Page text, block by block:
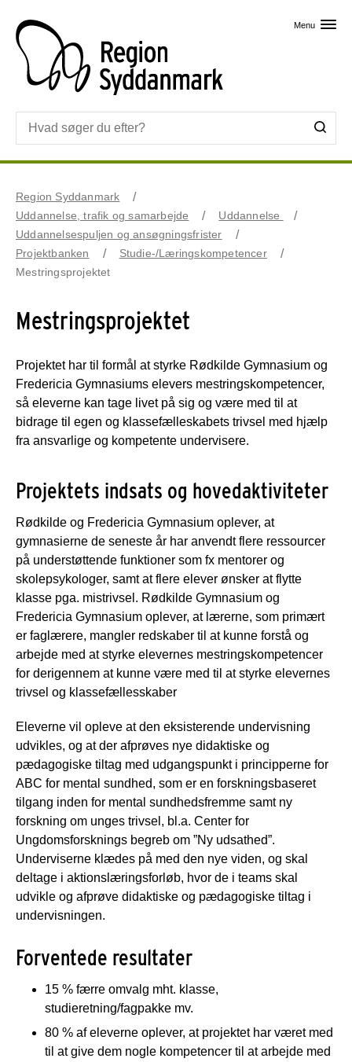
Menu
Region Syddanmark
Uddannelse, trafik og samarbejde
Uddannelse
Uddannelsespuljen og ansøgningsfrister
Projektbanken
Studie-/Læringskompetencer
Mestringsprojektet
Mestringsprojektet
Projektet har til formål at styrke Rødkilde Gymnasium og
Fredericia Gymnasiums elevers mestringskompetencer,
så eleverne kan tage livet på sig og være med til at
bidrage til egen og klassefælleskabets trivsel med hjælp
fra ansvarlige og kompetente undervisere.
Projektets indsats og hovedaktiviteter
Rødkilde og Fredericia Gymnasium oplever, at
gymnasierne de seneste år har anvendt flere ressourcer
på understøttende funktioner som fx mentorer og
skolepsykologer, samt at flere elever ønsker at flytte
klasse pga. mistrivsel. Rødkilde Gymnasium og
Fredericia Gymnasium oplever, at lærerne, som primært
er faglærere, mangler redskaber til at kunne forstå og
arbejde med at styrke elevernes mestringskompetencer
for derigennem at kunne være med til at styrke elevernes
trivsel og klassefællesskaber
Eleverne vil opleve at den eksisterende undervisning
udvikles, og at der afprøves nye didaktiske og
pædagogiske tiltag med udgangspunkt i principperne for
ABC for mental sundhed, som er en forskningsbaseret
tilgang inden for mental sundhedsfremme samt ny
forskning om unges trivsel, bl.a. Center for
Ungdomsforsknings begreb om ”Ny udsathed”.
Underviserne klædes på med den nye viden, og skal
deltage i aktionslæringsforløb, hvor de i teams skal
udvikle og afprøve didaktiske og pædagogiske tiltag i
undervisningen.
Forventede resultater
15 % færre omvalg mht. klasse,
studieretning/fagpakke mv.
80 % af eleverne oplever, at projektet har været med
til at give dem nogle kompetencer til at arbejde med